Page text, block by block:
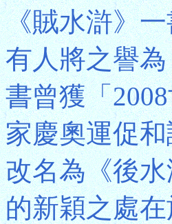
《賊水滸》
有人將之譽
書曾獲「
家慶奧運促
改名為《後
的新穎之處